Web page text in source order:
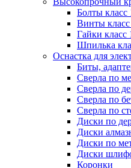
Болты класс
Винты
Гайки класс
Шпилька
Оснастка для
Биты,
Сверла по
Сверла по
Сверла по
Сверла по
Диски по
Диски
Диски по
Диски
Коронки